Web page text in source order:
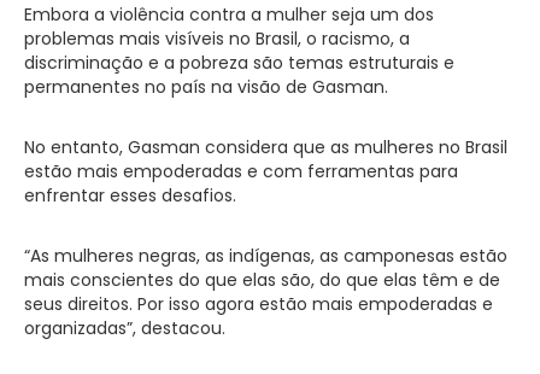
Embora a violência contra a mulher seja um dos
problemas mais visíveis no Brasil, o racismo, a
discriminação e a pobreza são temas estruturais e
permanentes no país na visão de Gasman.
No entanto, Gasman considera que as mulheres no Brasil
estão mais empoderadas e com ferramentas para
enfrentar esses desafios.
“As mulheres negras, as indígenas, as camponesas estão
mais conscientes do que elas são, do que elas têm e de
seus direitos. Por isso agora estão mais empoderadas e
organizadas”, destacou.